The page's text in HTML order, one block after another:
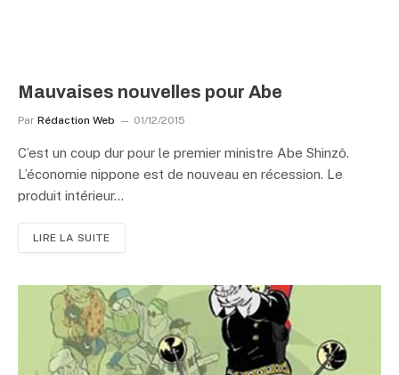
Mauvaises nouvelles pour Abe
Par Rédaction Web 01/12/2015
C’est un coup dur pour le premier ministre Abe Shinzô.
L’économie nippone est de nouveau en récession. Le
produit intérieur…
LIRE LA SUITE